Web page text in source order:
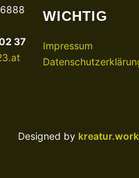
37
WICHTIG
Impressum
Designed by kreatur.work